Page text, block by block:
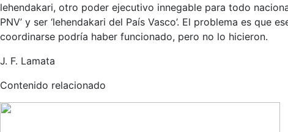
lehendakari, otro poder ejecutivo innegable para todo
PNV’ y ser ‘lehendakari del País Vasco’. El problema es
coordinarse podría haber funcionado, pero no lo hicieron.
J. F. Lamata
Contenido relacionado